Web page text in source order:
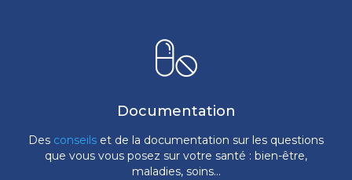
Documentation
Des conseils et de la documentation sur les questions
que vous vous posez sur votre santé : bien-être,
maladies, soins...